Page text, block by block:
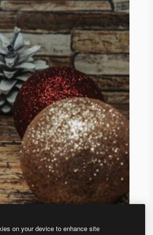
on your device to enhance site